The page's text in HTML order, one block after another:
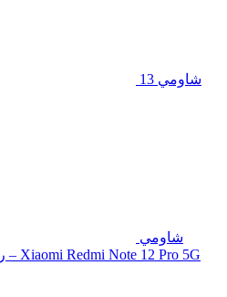
شاومي 13
شاومي
ريدمي نوت 12 برو 5 جي – Xiaomi Redmi Note 12 Pro 5G